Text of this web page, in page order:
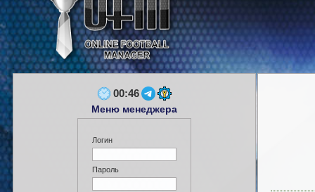
00:46
Меню менеджера
Логин
Пароль